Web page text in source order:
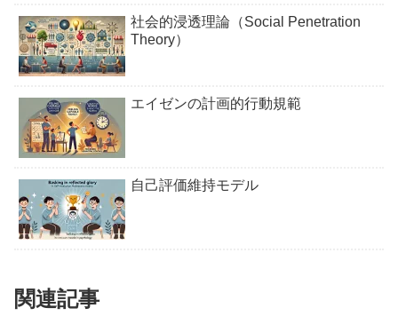
社会的浸透理論（Social Penetration
Theory）
エイゼンの計画的行動規範
自己評価維持モデル
関連記事